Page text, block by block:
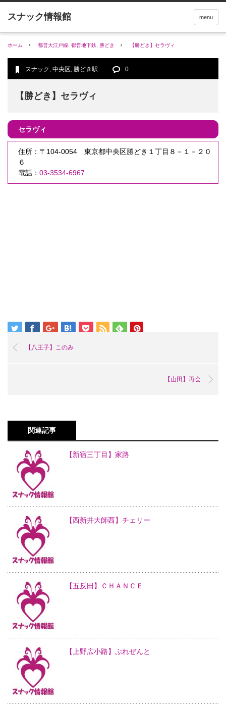
menu
ホーム 都営大江戸線 都営地下鉄 勝どき 【勝どき】セラヴィ
スナック , 中央区, 勝どき駅 0
【勝どき】セラヴィ
セラヴィ
住所：〒104-0054 東京都中央区勝どき１丁目８－１－２０
６
電話： 03-3534-6967
【八王子】このみ
【山田】再会
関連記事
【新宿三丁目】家路
【西新井大師西】チェリー
【五反田】ＣＨＡＮＣＥ
【上野広小路】ぷれぜんと